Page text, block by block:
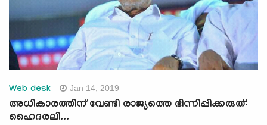
Web desk Jan 14, 2019
അധികാരത്തിന് വേണ്ടി രാജ്യത്തെ ഭിന്നിപ്പിക്കരുത്:
ഹൈദരലി...